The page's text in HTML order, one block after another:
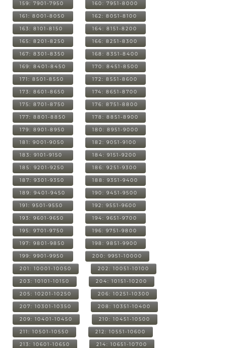
159: 7901-7950 160: 7951-8000
161: 8001-8050 162: 8051-8100
163: 8101-8150 164: 8151-8200
165: 8201-8250 166: 8251-8300
167: 8301-8350 168: 8351-8400
169: 8401-8450 170: 8451-8500
171: 8501-8550 172: 8551-8600
173: 8601-8650 174: 8651-8700
175: 8701-8750 176: 8751-8800
177: 8801-8850 178: 8851-8900
179: 8901-8950 180: 8951-9000
181: 9001-9050 182: 9051-9100
183: 9101-9150 184: 9151-9200
185: 9201-9250 186: 9251-9300
187: 9301-9350 188: 9351-9400
189: 9401-9450 190: 9451-9500
191: 9501-9550 192: 9551-9600
193: 9601-9650 194: 9651-9700
195: 9701-9750 196: 9751-9800
197: 9801-9850 198: 9851-9900
199: 9901-9950 200: 9951-10000
201: 10001-10050 202: 10051-10100
203: 10101-10150 204: 10151-10200
205: 10201-10250 206: 10251-10300
207: 10301-10350 208: 10351-10400
209: 10401-10450 210: 10451-10500
211: 10501-10550 212: 10551-10600
213: 10601-10650 214: 10651-10700